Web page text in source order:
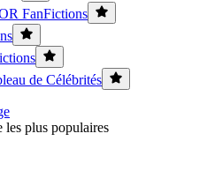
FanFictions
de Célébrités
les plus populaires